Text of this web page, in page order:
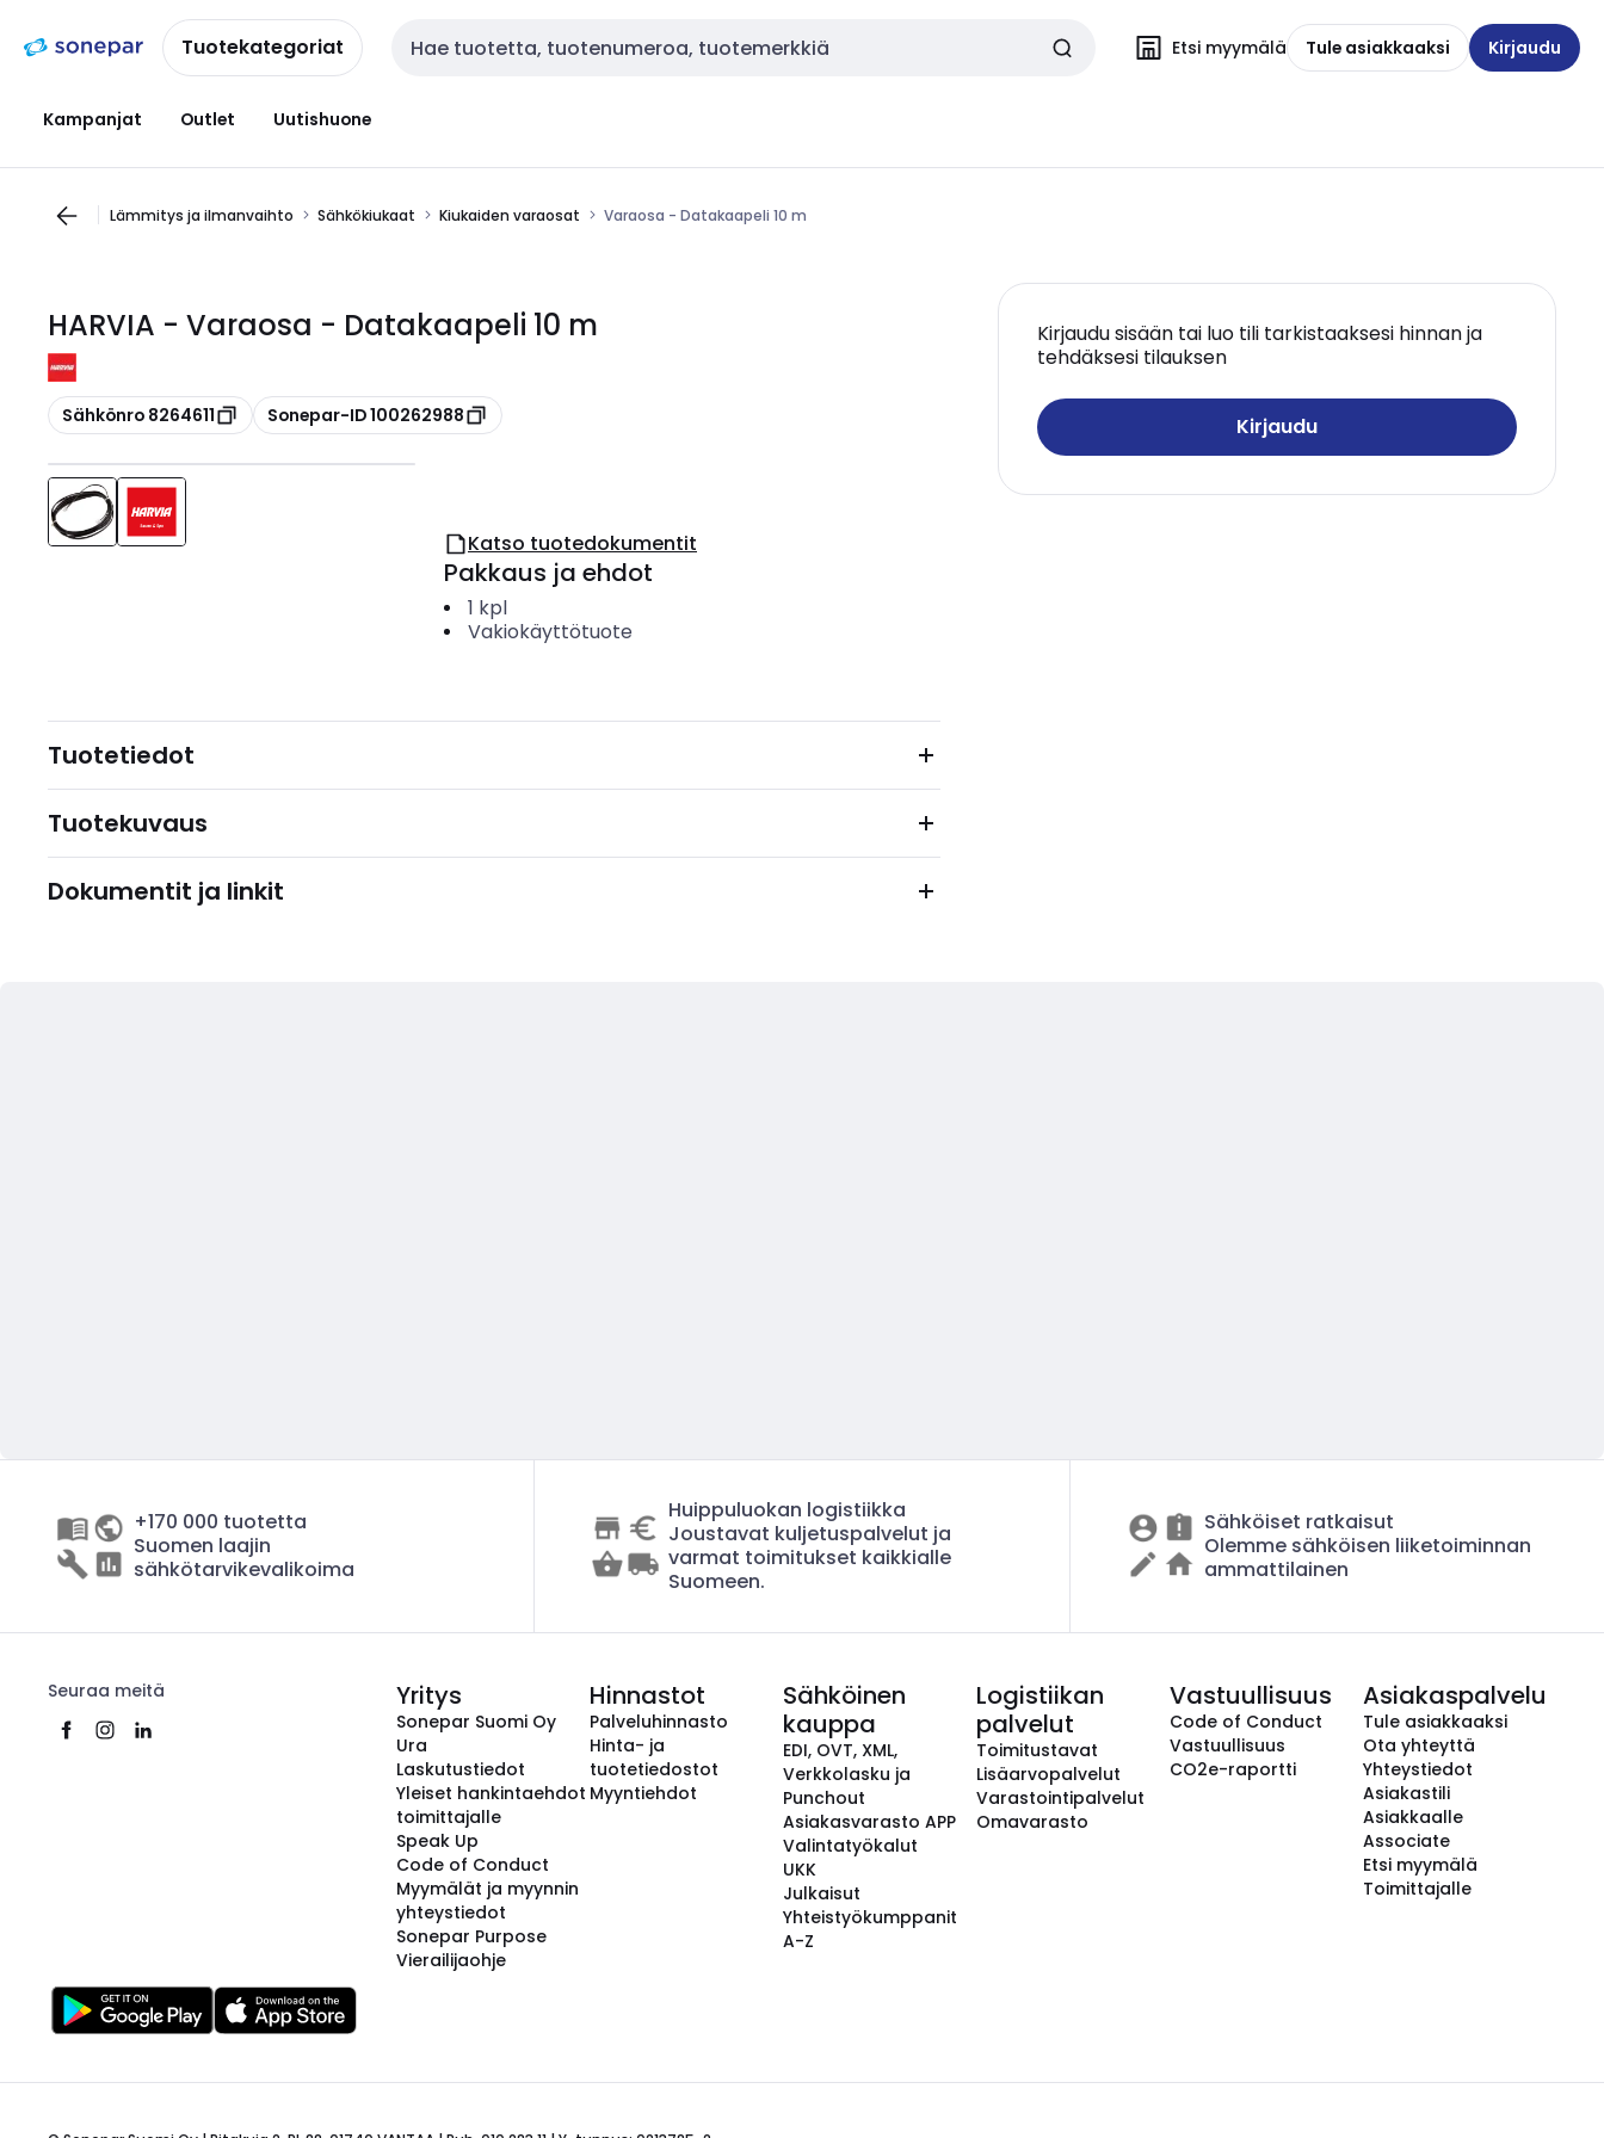
navigointiinsisältöönTuotekategoriat Haku Etsi myymälä Tule asiakkaaksi Kirjaudu
Kampanjat Outlet Uutishuone
Lämmitys ja ilmanvaihto Sähkökiukaat Kiukaiden varaosat Varaosa - Datakaapeli 10 m
HARVIA - Varaosa - Datakaapeli 10 m
Kopioi
Sähkönro 8264611 Kopioi
Sonepar-ID 100262988
Kirjaudu sisään tai luo tili tarkistaaksesi hinnan ja
tehdäksesi tilauksen
Kirjaudu
Katso tuotedokumentit
Pakkaus ja ehdot
1 kpl
Vakiokäyttötuote
Tuotetiedot
Tuotekuvaus
Dokumentit ja linkit
+170 000 tuotetta
Suomen laajin
sähkötarvikevalikoima
Huippuluokan logistiikka
Joustavat kuljetuspalvelut ja
varmat toimitukset kaikkialle
Suomeen.
Sähköiset ratkaisut
Olemme sähköisen liiketoiminnan
ammattilainen
Seuraa meitä Yritys
Sonepar Suomi Oy
Ura
Laskutustiedot
Yleiset hankintaehdot
toimittajalle
Speak Up
Code of Conduct
Myymälät ja myynnin
yhteystiedot
Sonepar Purpose
Vierailijaohje
Hinnastot
Palveluhinnasto
Hinta- ja
tuotetiedostot
Myyntiehdot
Sähköinen
kauppa
EDI, OVT, XML,
Verkkolasku ja
Punchout
Asiakasvarasto APP
Valintatyökalut
UKK
Julkaisut
Yhteistyökumppanit
A-Z
Logistiikan
palvelut
Toimitustavat
Lisäarvopalvelut
Varastointipalvelut
Omavarasto
Vastuullisuus
Code of Conduct
Vastuullisuus
CO2e-raportti
Asiakaspalvelu
Tule asiakkaaksi
Ota yhteyttä
Yhteystiedot
Asiakastili
Asiakkaalle
Associate
Etsi myymälä
Toimittajalle